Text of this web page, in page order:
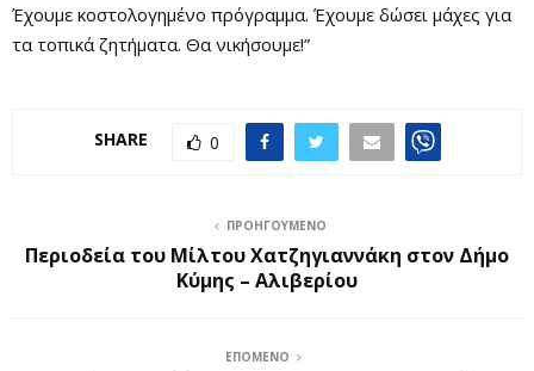
Έχουμε κοστολογημένο πρόγραμμα. Έχουμε δώσει μάχες για
τα τοπικά ζητήματα. Θα νικήσουμε!”
SHARE 0
ΠΡΟΗΓΟΎΜΕΝΟ
Περιοδεία του Μίλτου Χατζηγιαννάκη στον Δήμο
Κύμης – Αλιβερίου
ΕΠΌΜΕΝΟ